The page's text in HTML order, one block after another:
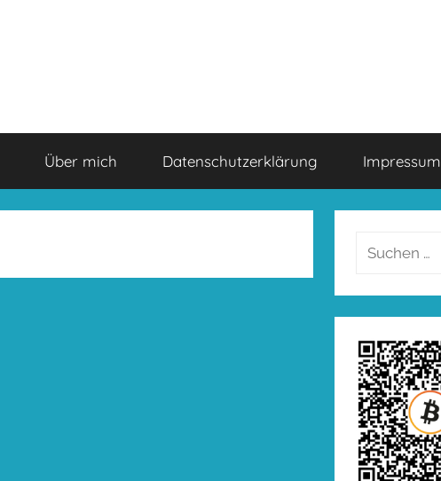
Über mich Datenschutzerklärung Impressum
Suchen